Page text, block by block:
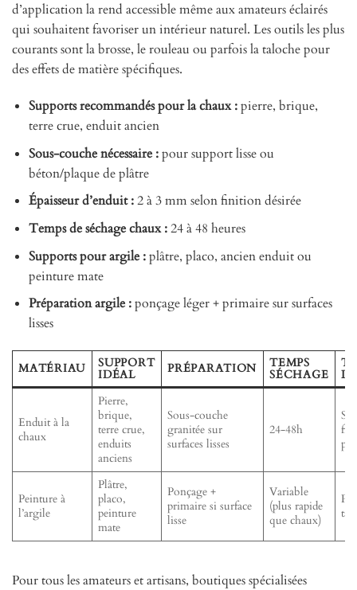
d’application la rend accessible même aux amateurs éclairés
qui souhaitent favoriser un intérieur naturel. Les outils les plus
courants sont la brosse, le rouleau ou parfois la taloche pour
des effets de matière spécifiques.
Supports recommandés pour la chaux :pierre, brique,
terre crue, enduit ancien
Sous-couche nécessaire :pour support lisse ou
béton/plaque de plâtre
Épaisseur d’enduit :2 à 3 mm selon finition désirée
Temps de séchage chaux :24 à 48 heures
Supports pour argile :plâtre, placo, ancien enduit ou
peinture mate
Préparation argile :ponçage léger + primaire sur surfaces
lisses
MATÉRIAU SUPPORT
IDÉAL PRÉPARATION TEMPS
SÉCHAGE
Enduit à la
chaux
Pierre,
brique,
terre crue,
enduits
anciens
Sous-couche
granitée sur
surfaces lisses
24-48h
Peinture à
l’argile
Plâtre,
placo,
peinture
mate
Ponçage +
primaire si surface
lisse
Variable
(plus rapide
que chaux)
Pour tous les amateurs et artisans, boutiques spécialisées